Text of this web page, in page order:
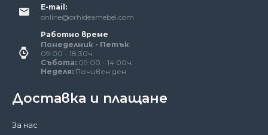
E-mail:
online@orhideamebel.com
Работно време
Понеделник - Петък:
09:00 - 18:30ч.
Събота: 09:00 - 14:00ч.
Неделя: Почивен ден
Доставка и плащане
За нас